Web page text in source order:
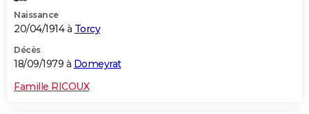
Naissance
20/04/1914 à Torcy
Décès
18/09/1979 à Domeyrat
Famille RICOUX